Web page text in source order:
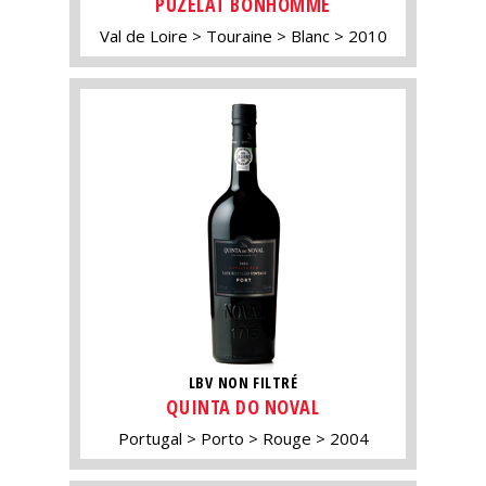
Val de Loire Touraine Blanc 2010
LBV NON FILTRÉ
QUINTA DO NOVAL
Portugal Porto Rouge 2004